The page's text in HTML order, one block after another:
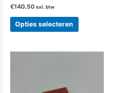
€140.50 exl. btw
Opties selecteren